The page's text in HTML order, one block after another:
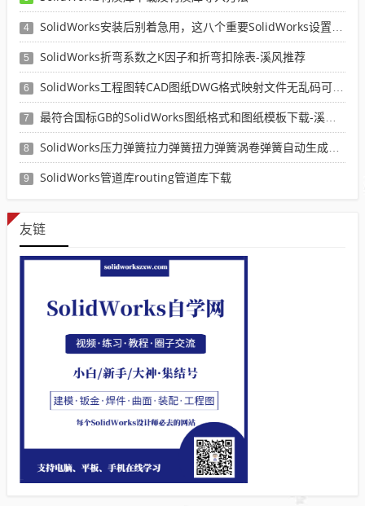
4 SolidWorks安装后别着急用，这八个重要SolidWorks设置可以提高你的画图效率
5 SolidWorks折弯系数之K因子和折弯扣除表-溪风推荐
6 SolidWorks工程图转CAD图纸DWG格式映射文件无乱码可分层-溪风亲测推荐
7 最符合国标GB的SolidWorks图纸格式和图纸模板下载-溪风专用版
8 SolidWorks压力弹簧拉力弹簧扭力弹簧涡卷弹簧自动生成宏程序下载
9 SolidWorks管道库routing管道库下载
友链